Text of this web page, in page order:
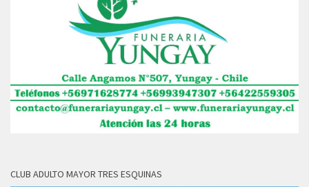
CLUB ADULTO MAYOR TRES ESQUINAS